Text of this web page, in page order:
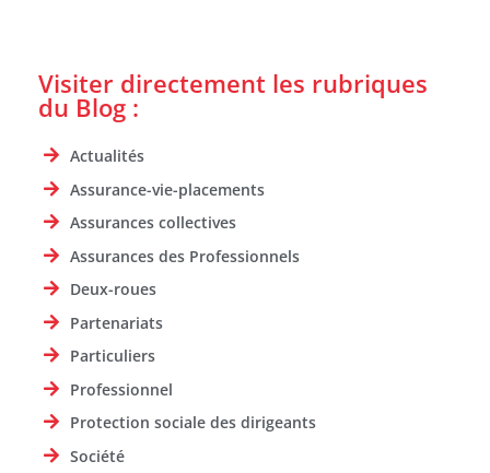
Visiter directement les rubriques
du Blog :
Actualités
Assurance-vie-placements
Assurances collectives
Assurances des Professionnels
Deux-roues
Partenariats
Particuliers
Professionnel
Protection sociale des dirigeants
Société